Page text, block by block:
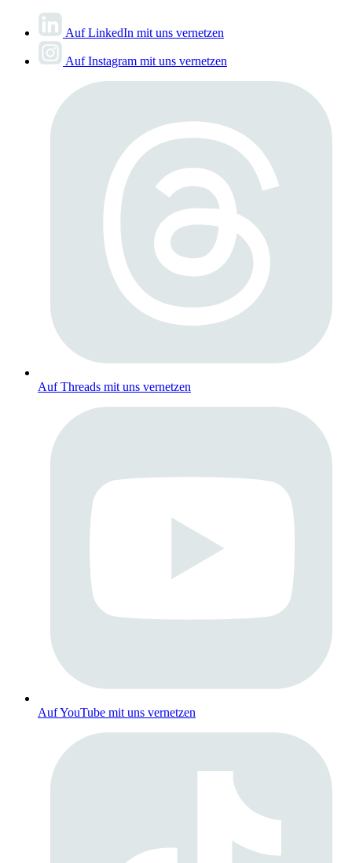
Auf LinkedIn mit uns vernetzen
Auf Instagram mit uns vernetzen
Auf Threads mit uns vernetzen
Auf YouTube mit uns vernetzen